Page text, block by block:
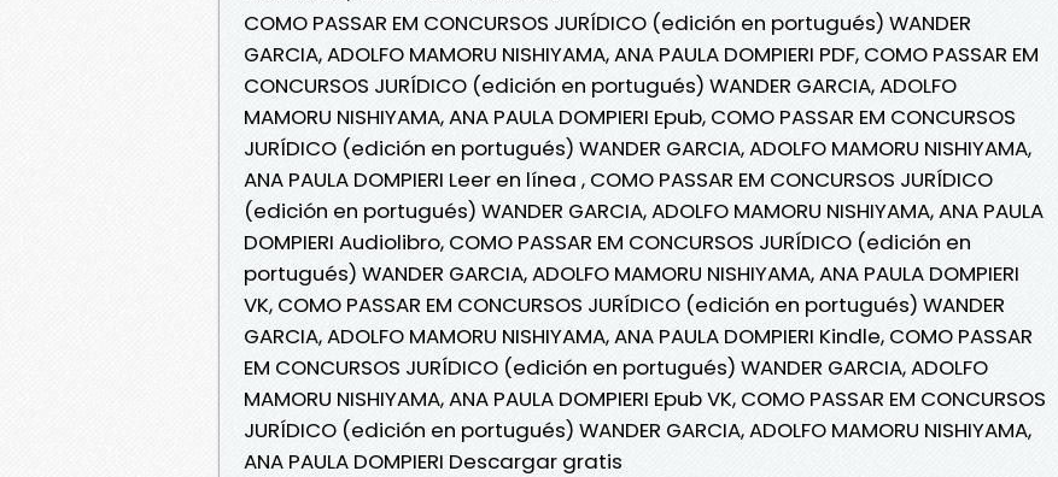
COMO PASSAR EM CONCURSOS JURÍDICO (edición en portugués) WANDER
GARCIA, ADOLFO MAMORU NISHIYAMA, ANA PAULA DOMPIERI PDF, COMO PASSAR EM
CONCURSOS JURÍDICO (edición en portugués) WANDER GARCIA, ADOLFO
MAMORU NISHIYAMA, ANA PAULA DOMPIERI Epub, COMO PASSAR EM CONCURSOS
JURÍDICO (edición en portugués) WANDER GARCIA, ADOLFO MAMORU NISHIYAMA,
ANA PAULA DOMPIERI Leer en línea , COMO PASSAR EM CONCURSOS JURÍDICO
(edición en portugués) WANDER GARCIA, ADOLFO MAMORU NISHIYAMA, ANA PAULA
DOMPIERI Audiolibro, COMO PASSAR EM CONCURSOS JURÍDICO (edición en
portugués) WANDER GARCIA, ADOLFO MAMORU NISHIYAMA, ANA PAULA DOMPIERI
VK, COMO PASSAR EM CONCURSOS JURÍDICO (edición en portugués) WANDER
GARCIA, ADOLFO MAMORU NISHIYAMA, ANA PAULA DOMPIERI Kindle, COMO PASSAR
EM CONCURSOS JURÍDICO (edición en portugués) WANDER GARCIA, ADOLFO
MAMORU NISHIYAMA, ANA PAULA DOMPIERI Epub VK, COMO PASSAR EM CONCURSOS
JURÍDICO (edición en portugués) WANDER GARCIA, ADOLFO MAMORU NISHIYAMA,
ANA PAULA DOMPIERI Descargar gratis